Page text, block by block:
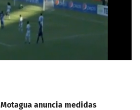
Motagua anuncia medidas